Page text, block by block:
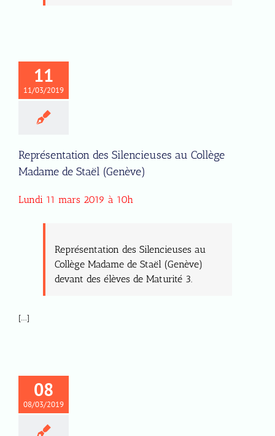
11
11/03/2019
Représentation des Silencieuses au Collège
Madame de Staël (Genève)
Lundi 11 mars 2019 à 10h
Représentation des Silencieuses au
Collège Madame de Staël (Genève)
devant des élèves de Maturité 3.
[…]
08
08/03/2019